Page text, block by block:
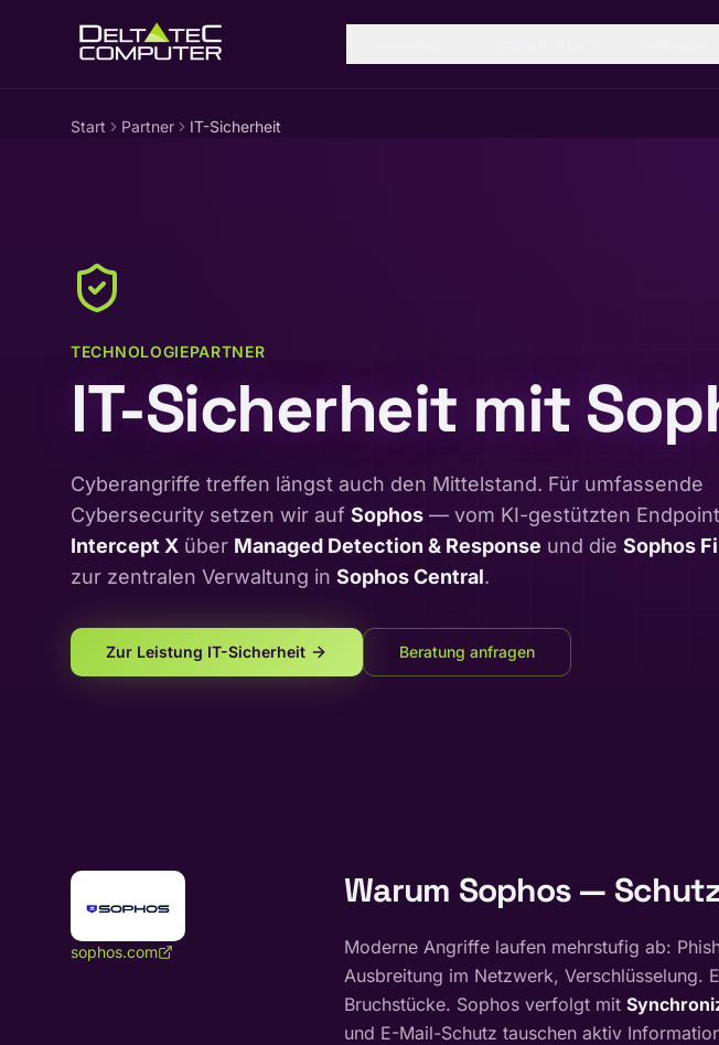
Start Partner IT-Sicherheit
TECHNOLOGIEPARTNER
IT-Sicherheit mit
Cyberangriffe treffen längst auch den Mittelstand. Für umfassende
Cybersecurity setzen wir auf Sophos — vom KI-gestützten
Intercept X über Managed Detection & Response und die Sophos
zur zentralen Verwaltung in Sophos Central.
Zur Leistung IT-Sicherheit Beratung anfragen
sophos.com
Warum Sophos —
Moderne Angriffe laufen mehrstufig ab:
Ausbreitung im Netzwerk, Verschlüsselung.
Bruchstücke. Sophos verfolgt mit
und E-Mail-Schutz tauschen aktiv